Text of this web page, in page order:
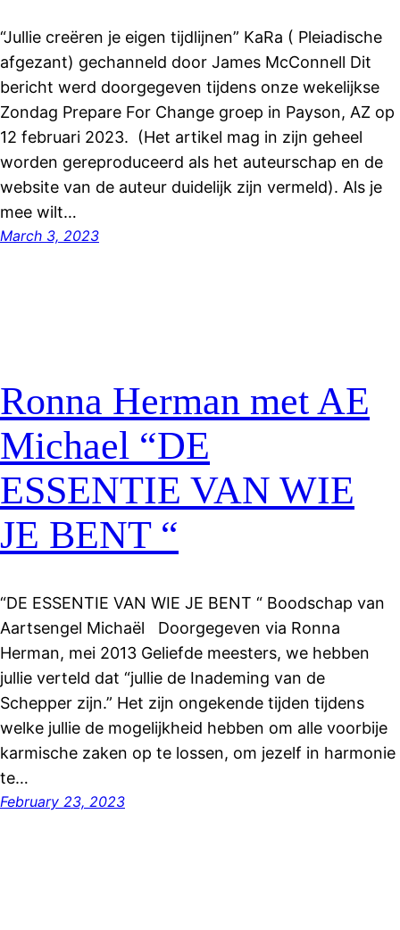
“Jullie creëren je eigen tijdlijnen” KaRa ( Pleiadische
afgezant) gechanneld door James McConnell Dit
bericht werd doorgegeven tijdens onze wekelijkse
Zondag Prepare For Change groep in Payson, AZ op
12 februari 2023. (Het artikel mag in zijn geheel
worden gereproduceerd als het auteurschap en de
website van de auteur duidelijk zijn vermeld). Als je
mee wilt…
March 3, 2023
Ronna Herman met AE
Michael “DE
ESSENTIE VAN WIE
JE BENT “
“DE ESSENTIE VAN WIE JE BENT “ Boodschap van
Aartsengel Michaël Doorgegeven via Ronna
Herman, mei 2013 Geliefde meesters, we hebben
jullie verteld dat “jullie de Inademing van de
Schepper zijn.” Het zijn ongekende tijden tijdens
welke jullie de mogelijkheid hebben om alle voorbije
karmische zaken op te lossen, om jezelf in harmonie
te…
February 23, 2023